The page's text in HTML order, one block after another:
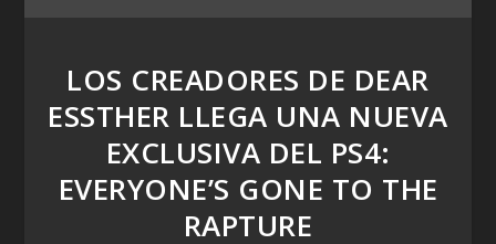
LOS CREADORES DE DEAR
ESSTHER LLEGA UNA NUEVA
EXCLUSIVA DEL PS4:
EVERYONE’S GONE TO THE
RAPTURE